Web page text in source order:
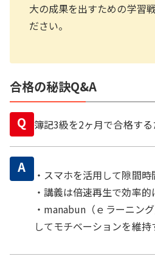
大の成果を出すための学習
ださい。
合格の秘訣Q&A
Q 簿記3級を2ヶ月で合格す
A
・スマホを活用して隙間
・講義は倍速再生で効率
・manabun（ｅラーニン
してモチベーションを維持